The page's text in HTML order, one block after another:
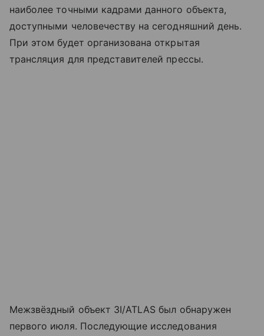
наиболее точными кадрами данного объекта,
доступными человечеству на сегодняшний день.
При этом будет организована открытая
трансляция для представителей прессы.
Межзвёздный объект 3I/ATLAS был обнаружен
первого июля. Последующие исследования